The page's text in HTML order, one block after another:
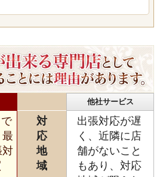
他社サービス
対
対
応
地
域
出張対応が遅
く、近隣に店
舗がないこと
もあり、対応